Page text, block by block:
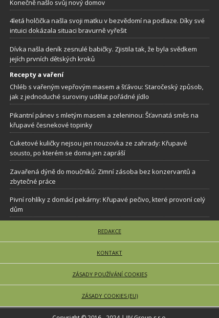
Konečně našlo svůj nový domov
4letá holčička našla svoji matku v bezvědomí na podlaze. Díky své
intuici dokázala situaci bravurně vyřešit
Dívka našla deník zesnulé babičky. Zjistila tak, že byla svědkem
jejích prvních dětských kroků
Recepty a vaření
Chléb s vařeným vepřovým masem a šťávou: Staročeský způsob,
jak z jednoduché suroviny udělat pořádné jídlo
Pikantní pánev s mletým masem a zeleninou: Šťavnatá směs na
křupavé česnekové topinky
Cuketové kuličky nejsou jen nouzovka ze zahrady: Křupavé
sousto, po kterém se doma jen zapráší
Zavařená dýně do moučníků: Zimní zásoba bez konzervantů a
zbytečné práce
Pivní rohlíky z domácí pekárny: Křupavé pečivo, které provoní celý
dům
REDAKCE
KONTAKT
ZÁSADY POUŽÍVÁNÍ COOKIES
ZÁSADY COOKIES (EU)